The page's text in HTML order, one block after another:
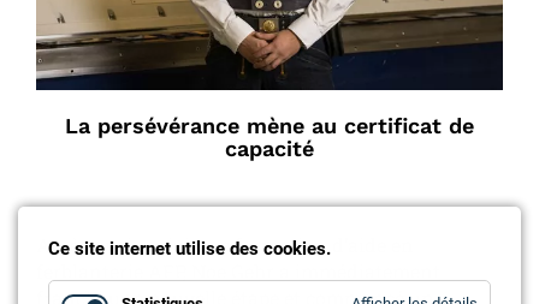
La persévérance mène au certificat de
capacité
Après avoir suivi une formation d’aide en
franchi une nouvelle étape et commencé un
Ce site internet utilise des cookies.